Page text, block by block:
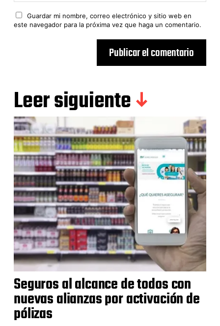
Guardar mi nombre, correo electrónico y sitio web en
este navegador para la próxima vez que haga un comentario.
Leer siguiente
Seguros al alcance de todos con
nuevas alianzas por activación de
pólizas